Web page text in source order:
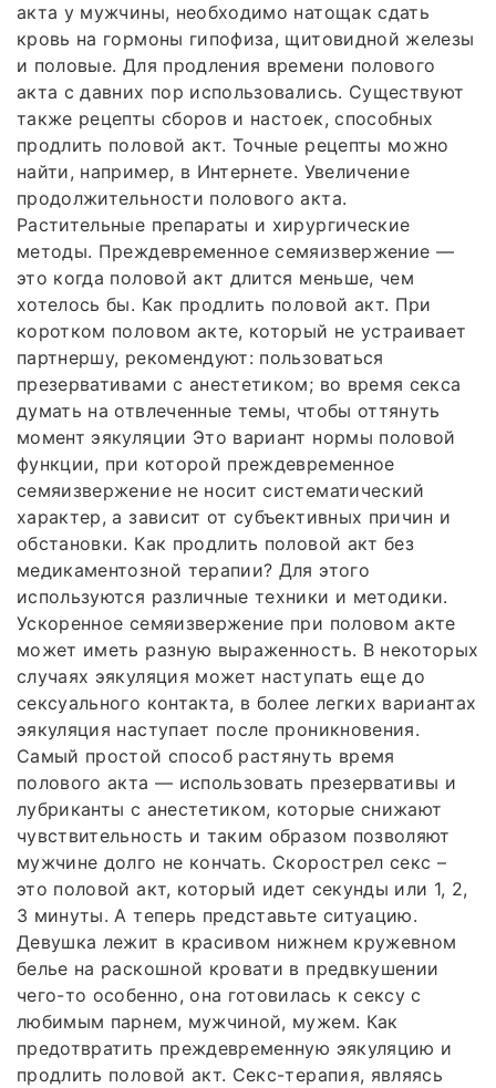
акта у мужчины, необходимо натощак сдать
кровь на гормоны гипофиза, щитовидной железы
и половые. Для продления времени полового
акта с давних пор использовались. Существуют
также рецепты сборов и настоек, способных
продлить половой акт. Точные рецепты можно
найти, например, в Интернете. Увеличение
продолжительности полового акта.
Растительные препараты и хирургические
методы. Преждевременное семяизвержение —
это когда половой акт длится меньше, чем
хотелось бы. Как продлить половой акт. При
коротком половом акте, который не устраивает
партнершу, рекомендуют: пользоваться
презервативами с анестетиком; во время секса
думать на отвлеченные темы, чтобы оттянуть
момент эякуляции Это вариант нормы половой
функции, при которой преждевременное
семяизвержение не носит систематический
характер, а зависит от субъективных причин и
обстановки. Как продлить половой акт без
медикаментозной терапии? Для этого
используются различные техники и методики.
Ускоренное семяизвержение при половом акте
может иметь разную выраженность. В некоторых
случаях эякуляция может наступать еще до
сексуального контакта, в более легких вариантах
эякуляция наступает после проникновения.
Самый простой способ растянуть время
полового акта — использовать презервативы и
лубриканты с анестетиком, которые снижают
чувствительность и таким образом позволяют
мужчине долго не кончать. Скорострел секс –
это половой акт, который идет секунды или 1, 2,
3 минуты. А теперь представьте ситуацию.
Девушка лежит в красивом нижнем кружевном
белье на раскошной кровати в предвкушении
чего-то особенно, она готовилась к сексу с
любимым парнем, мужчиной, мужем. Как
предотвратить преждевременную эякуляцию и
продлить половой акт. Секс-терапия, являясь